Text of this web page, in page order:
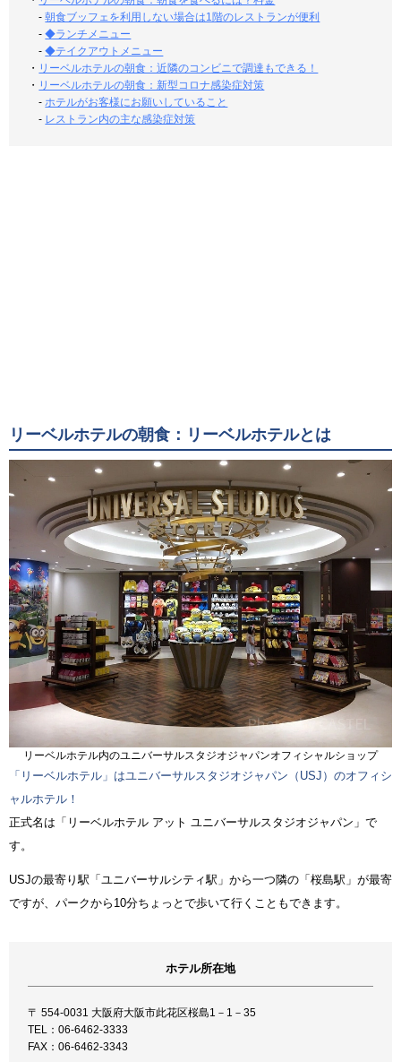
-朝食ブッフェを利用しない場合は1階のレストランが便利
-◆ランチメニュー
-◆テイクアウトメニュー
・ リーベルホテルの朝食：近隣のコンビニで調達もできる！
・ リーベルホテルの朝食：新型コロナ感染症対策
-ホテルがお客様にお願いしていること
- レストラン内の主な感染症対策
リーベルホテルの朝食：リーベルホテルとは
リーベルホテル内のユニバーサルスタジオジャパンオフィシャルショップ
「リーベルホテル」はユニバーサルスタジオジャパン（USJ）のオフィシ
ャルホテル！
正式名は「リーベルホテル アット ユニバーサルスタジオジャパン」で
す。
USJの最寄り駅「ユニバーサルシティ駅」から一つ隣の「桜島駅」が最寄
ですが、パークから10分ちょっとで歩いて行くこともできます。
ホテル所在地
〒 554-0031 大阪府大阪市此花区桜島1－1－35
TEL：06-6462-3333
FAX：06-6462-3343